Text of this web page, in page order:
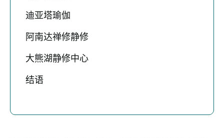
迪亚塔瑜伽
阿南达禅修静修
大熊湖静修中心
结语